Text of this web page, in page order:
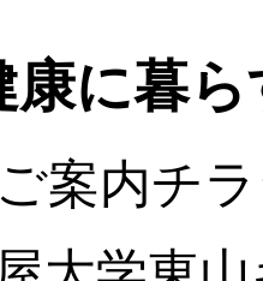
康に暮
案内チ